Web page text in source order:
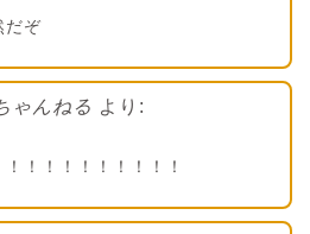
だぞ
ゃんねる より:
！！！！！！！！！